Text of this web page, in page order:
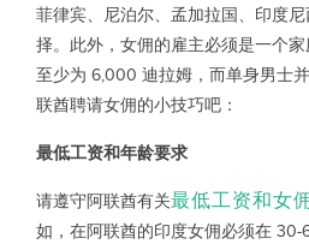
菲律宾、尼泊尔、孟加拉国、印度
择。此外，女佣的雇主必须是一个
至少为 6,000 迪拉姆，而单身男士
联酋聘请女佣的小技巧吧：
最低工资和年龄要求
请遵守阿联酋有关最低工资和女
如，在阿联酋的印度女佣必须在 30-